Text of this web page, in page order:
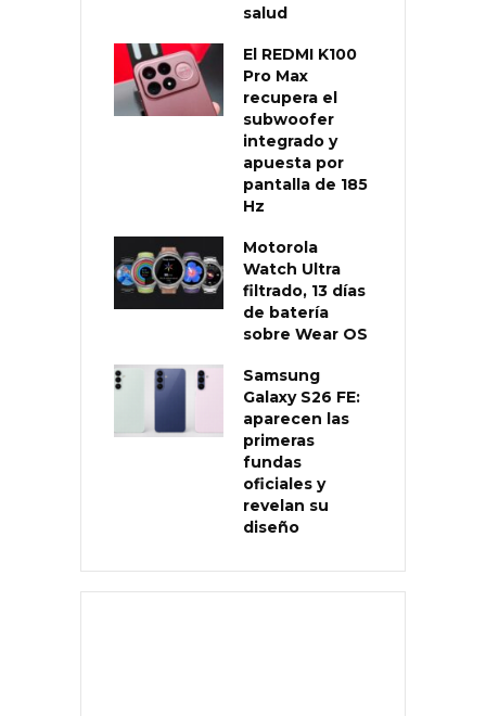
salud
El REDMI K100
Pro Max
recupera el
subwoofer
integrado y
apuesta por
pantalla de 185
Hz
Motorola
Watch Ultra
filtrado, 13 días
de batería
sobre Wear OS
Samsung
Galaxy S26 FE:
aparecen las
primeras
fundas
oficiales y
revelan su
diseño